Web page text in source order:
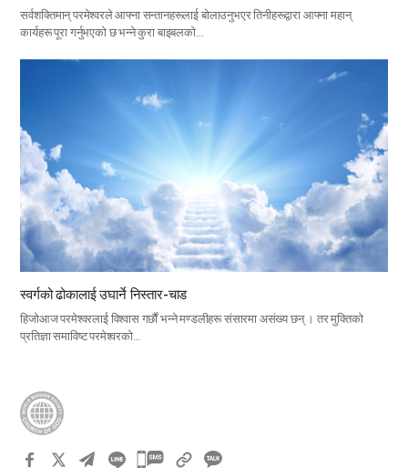
सर्वशक्तिमान् परमेश्वरले आफ्ना सन्तानहरूलाई बोलाउनुभएर तिनीहरूद्वारा आफ्ना महान्
कार्यहरू पूरा गर्नुभएको छ भन्ने कुरा बाइबलको…
स्वर्गको ढोकालाई उघार्ने निस्तार-चाड
हिजोआज परमेश्वरलाई विश्वास गर्छौं भन्ने मण्डलीहरू संसारमा असंख्य छन् । तर मुक्तिको
प्रतिज्ञा समाविष्ट परमेश्वरको…
카